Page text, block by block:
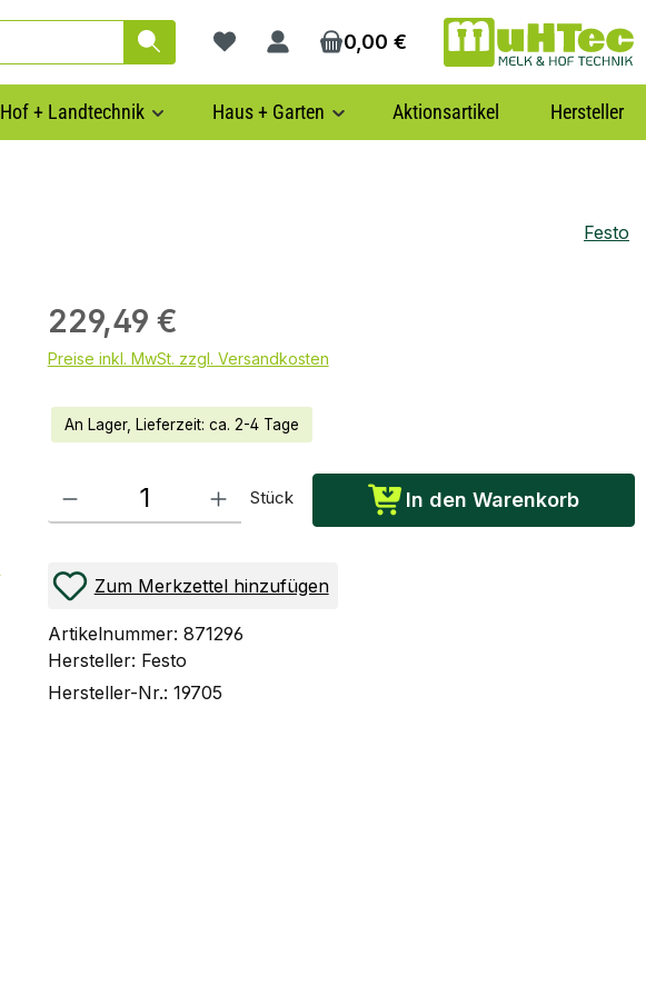
Du hast 0 Produkte auf dem Merkzettel
0,00 €
Hof + Landtechnik Haus + Garten Aktionsartikel Hersteller
Festo
229,49 €
Preise inkl. MwSt. zzgl. Versandkosten
An Lager, Lieferzeit: ca. 2-4 Tage
Produkt Anzahl: Gib den gewünschten Wert ein oder benutze die Schaltflächen um die
Stück In den Warenkorb
Zum Merkzettel hinzufügen
Artikelnummer: 871296
Hersteller: Festo
Hersteller-Nr.: 19705